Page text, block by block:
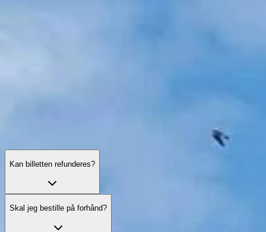
Kan billetten refunderes?
Skal jeg bestille på forhånd?